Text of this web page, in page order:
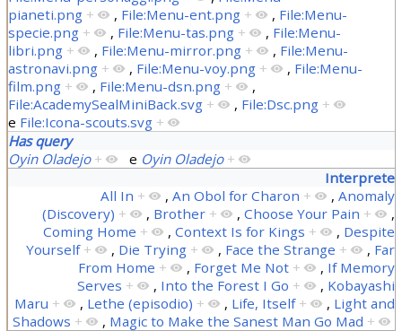
pianeti.png + , File:Menu-ent.png + , File:Menu-
specie.png + , File:Menu-tas.png + , File:Menu-
libri.png + , File:Menu-mirror.png + , File:Menu-
astronavi.png + , File:Menu-voy.png + , File:Menu-
film.png + , File:Menu-dsn.png +
,
File:AcademySealMiniBack.svg + , File:Dsc.png +
e File:Icona-scouts.svg +
Has query
Oyin Oladejo + e Oyin Oladejo +
Interprete
All In + ,An Obol for Charon + ,Anomaly
(Discovery) + , Brother + ,Choose Your Pain +
,
Coming Home + ,Context Is for Kings + , Despite
Yourself + , Die Trying + , Face the Strange + , Far
From Home + , Forget Me Not + , If Memory
Serves + , Into the Forest I Go + , Kobayashi
Maru + , Lethe (episodio) + , Life, Itself + , Light and
Shadows + , Magic to Make the Sanest Man Go Mad +